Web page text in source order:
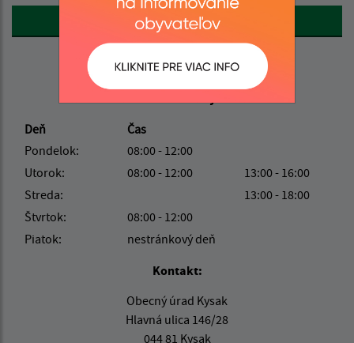
Google reCaptcha ResponseOdoslať správu
Deň
Čas
Pondelok:
08:00 - 12:00
Utorok:
08:00 - 12:00
13:00 - 16:00
Streda:
13:00 - 18:00
Štvrtok:
08:00 - 12:00
Piatok:
nestránkový deň
Kontakt:
Obecný úrad Kysak
Hlavná ulica 146/28
044 81 Kysak